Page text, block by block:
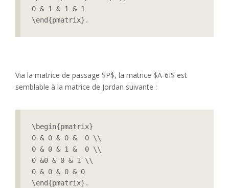
0 & 1 & 1 & 1
\end{pmatrix}.
Via la matrice de passage $P$, la matrice $A-6I$ est
semblable à la matrice de Jordan suivante :
\begin{pmatrix}
0 & 0 & 0 &  0 \\
0 & 0 & 1 &  0 \\
0 &0 & 0 & 1 \\
0 & 0 & 0 & 0
\end{pmatrix}.